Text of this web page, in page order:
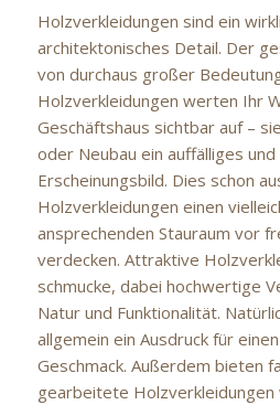
Holzverkleidungen sind ein
architektonisches Detail. Der
von durchaus großer
Holzverkleidungen werten Ihr
Geschäftshaus sichtbar auf –
oder Neubau ein auffälliges
Erscheinungsbild. Dies schon
Holzverkleidungen einen
ansprechenden Stauraum vor
verdecken. Attraktive
schmucke, dabei hochwertige
Natur und Funktionalität.
allgemein ein Ausdruck für
Geschmack. Außerdem bieten
gearbeitete Holzverkleidungen